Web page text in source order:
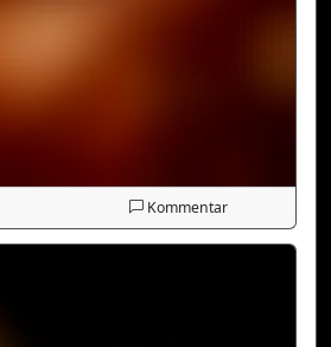
Kommentar